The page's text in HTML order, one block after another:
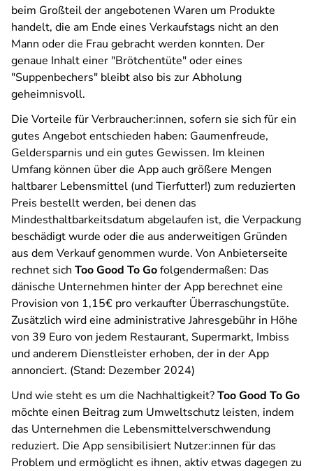
beim Großteil der angebotenen Waren um Produkte
handelt, die am Ende eines Verkaufstags nicht an den
Mann oder die Frau gebracht werden konnten. Der
genaue Inhalt einer "Brötchentüte" oder eines
"Suppenbechers" bleibt also bis zur Abholung
geheimnisvoll.
Die Vorteile für Verbraucher:innen, sofern sie sich für ein
gutes Angebot entschieden haben: Gaumenfreude,
Geldersparnis und ein gutes Gewissen. Im kleinen
Umfang können über die App auch größere Mengen
haltbarer Lebensmittel (und Tierfutter!) zum reduzierten
Preis bestellt werden, bei denen das
Mindesthaltbarkeitsdatum abgelaufen ist, die Verpackung
beschädigt wurde oder die aus anderweitigen Gründen
aus dem Verkauf genommen wurde. Von Anbieterseite
rechnet sich Too Good To Gofolgendermaßen: Das
dänische Unternehmen hinter der App berechnet eine
Provision von 1,15€ pro verkaufter Überraschungstüte.
Zusätzlich wird eine administrative Jahresgebühr in Höhe
von 39 Euro von jedem Restaurant, Supermarkt, Imbiss
und anderem Dienstleister erhoben, der in der App
annonciert. (Stand: Dezember 2024)
Und wie steht es um die Nachhaltigkeit?Too Good To Go
möchte einen Beitrag zum Umweltschutz leisten, indem
das Unternehmen die Lebensmittelverschwendung
reduziert. Die App sensibilisiert Nutzer:innen für das
Problem und ermöglicht es ihnen, aktiv etwas dagegen zu